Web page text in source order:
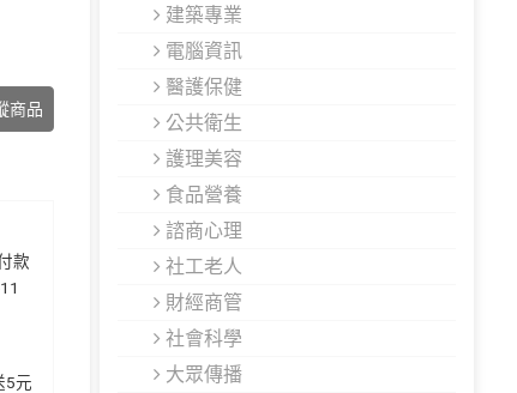
建築專業
電腦資訊
醫護保健
公共衛生
護理美容
食品營養
諮商心理
社工老人
財經商管
社會科學
大眾傳播
商品
款
5元